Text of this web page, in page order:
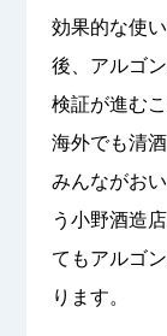
効果的な使
後、アルゴ
検証が進む
海外でも清
みんながお
う小野酒造
てもアルゴ
ります。